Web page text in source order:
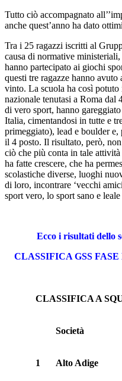
Tutto ciò accompagnato
anche quest’anno ha dato
Tra i 25 ragazzi iscritti al
causa di normative
hanno partecipato ai giochi
questi tre ragazze hanno avuto
vinto. La scuola ha così potuto
nazionale tenutasi a Roma dal
di vero sport, hanno
Italia, cimentandosi in tutte e
primeggiato), lead e boulder
il 4 posto. Il risultato, però,
ciò che più conta in tale
ha fatte crescere, che ha
scolastiche diverse, luoghi
di loro, incontrare ‘vecchi
sport vero, lo sport sano e
Ecco i risultati dello
CLASSIFICA GSS
CLASSIFICA A
Società
1 Alto Adige